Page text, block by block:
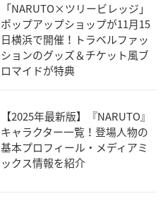
「NARUTO×ツリービレッジ」
ポップアップショップが11月15
日横浜で開催！トラベルファッ
ションのグッズ＆チケット風ブ
ロマイドが特典
【2025年最新版】『NARUTO』
キャラクター一覧！登場人物の
基本プロフィール・メディアミ
ックス情報を紹介